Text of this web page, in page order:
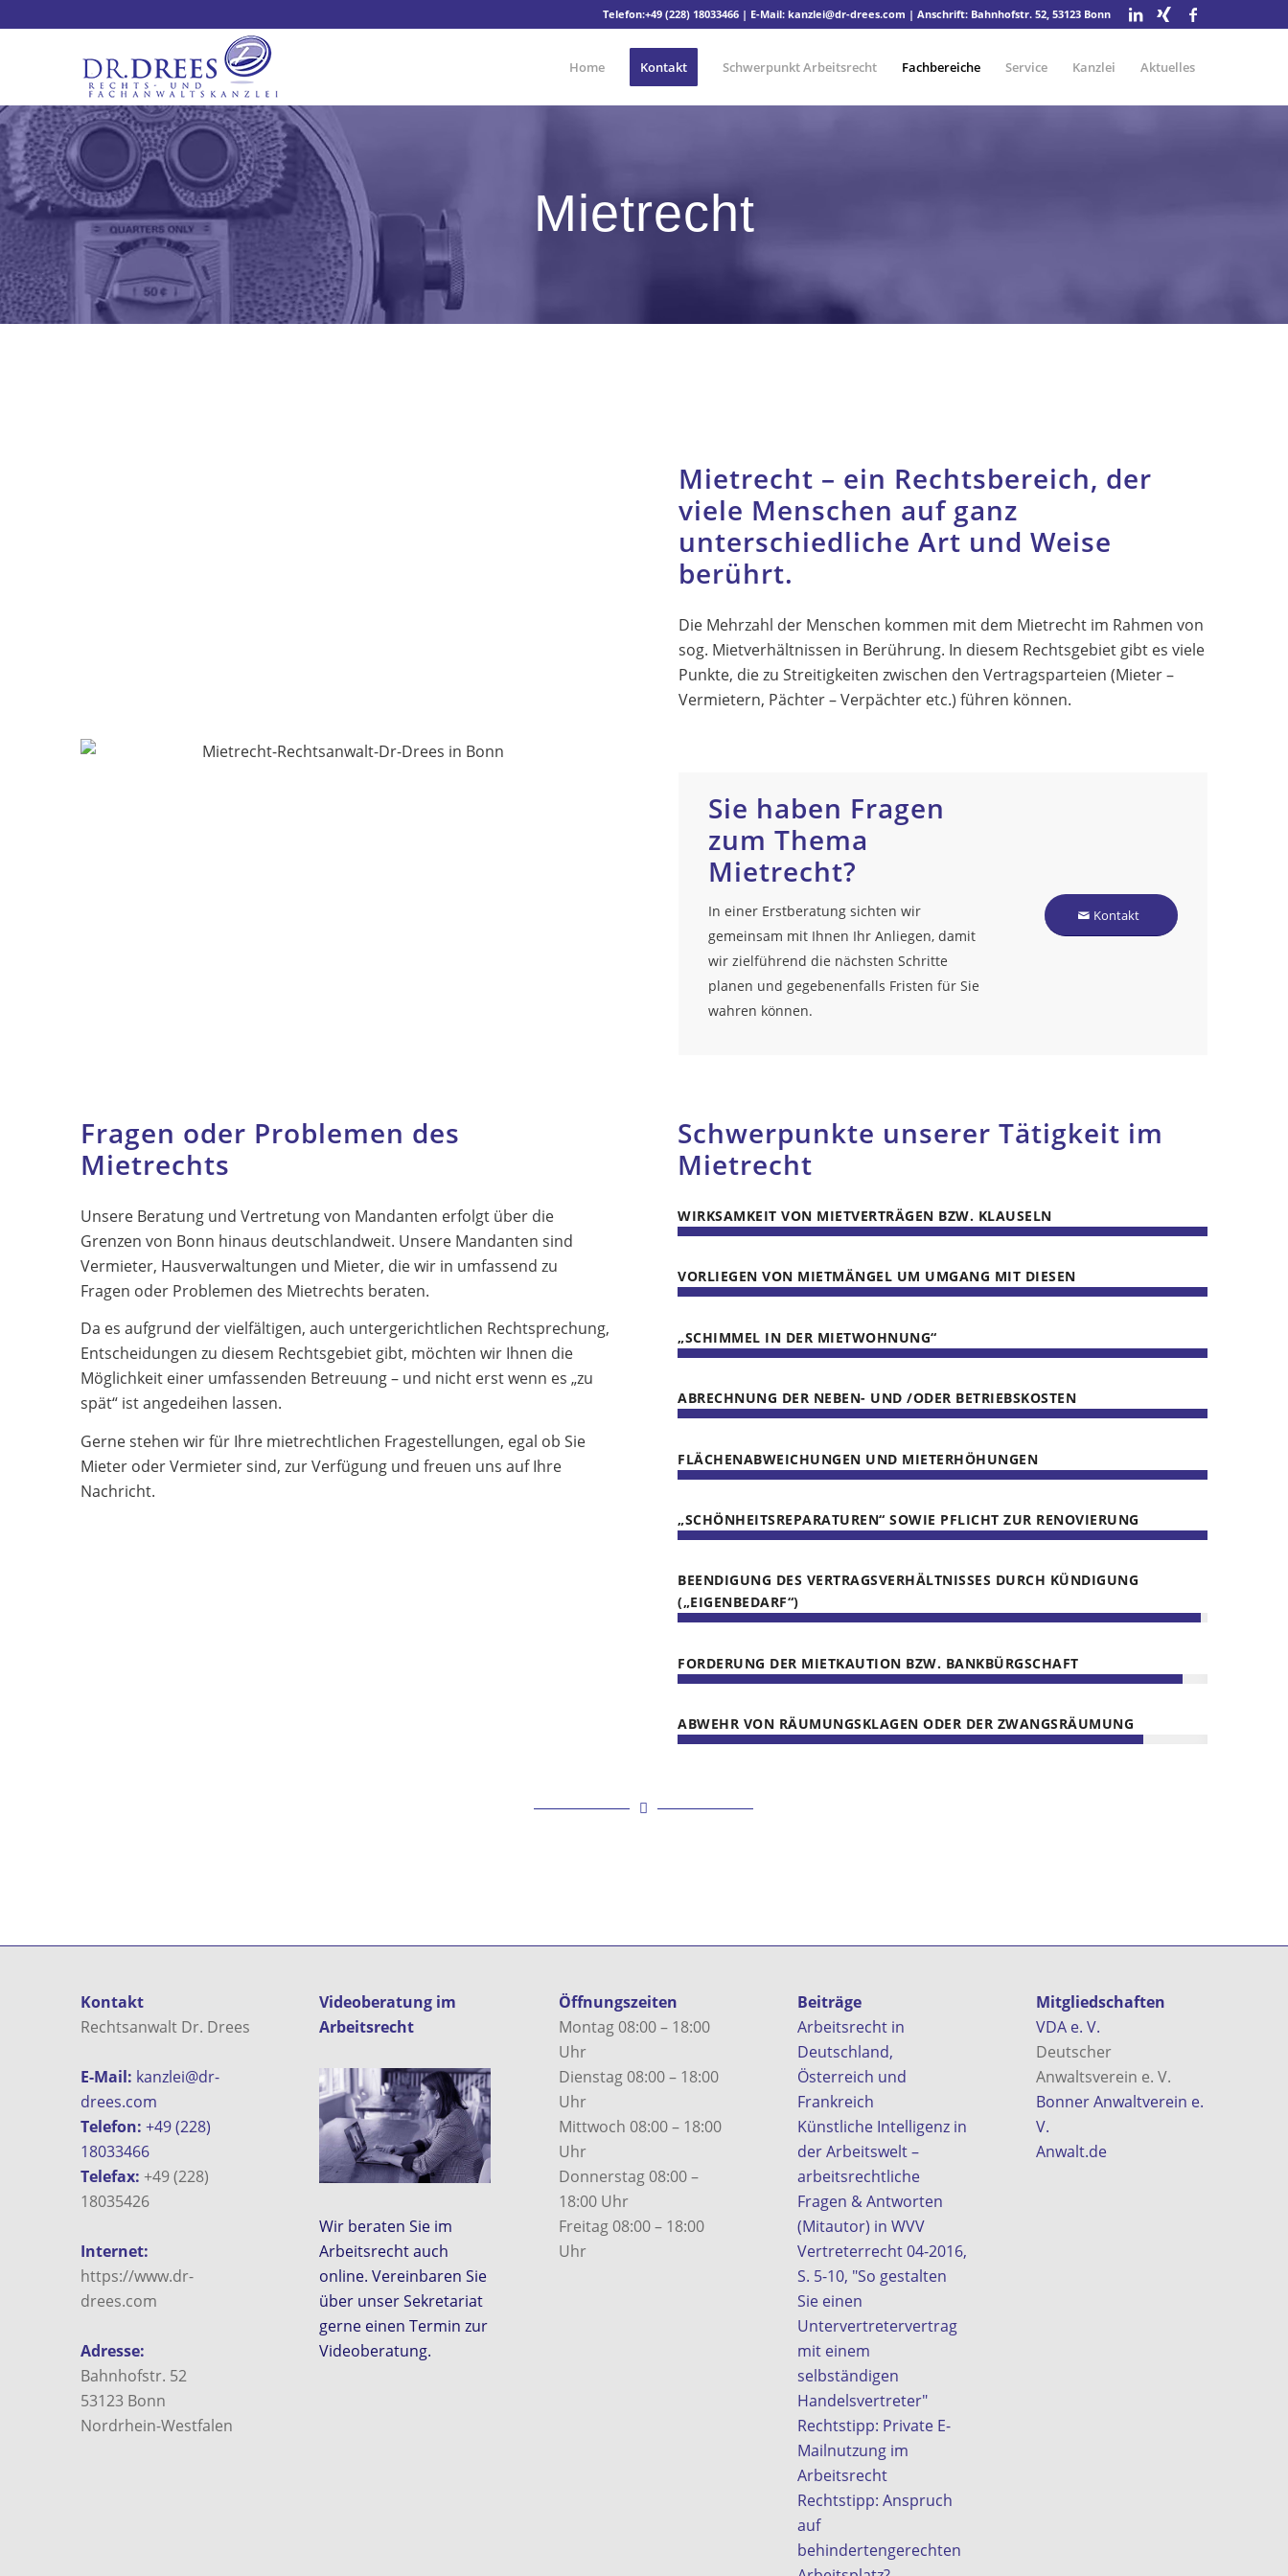
Telefon:+49 (228) 18033466 | E-Mail:kanzlei@dr-drees.com | Anschrift: Bahnhofstr. 52, 53123 Bonn
Home Kontakt Schwerpunkt Arbeitsrecht Fachbereiche Service Kanzlei Aktuelles
Mietrecht
Mietrecht – ein Rechtsbereich, der
viele Menschen auf ganz
unterschiedliche Art und Weise
berührt.
Die Mehrzahl der Menschen kommen mit dem Mietrecht im Rahmen von
sog. Mietverhältnissen in Berührung. In diesem Rechtsgebiet gibt es viele
Punkte, die zu Streitigkeiten zwischen den Vertragsparteien (Mieter –
Vermietern, Pächter – Verpächter etc.) führen können.
Sie haben Fragen
zum Thema
Mietrecht?
In einer Erstberatung sichten wir
gemeinsam mit Ihnen Ihr Anliegen, damit
wir zielführend die nächsten Schritte
planen und gegebenenfalls Fristen für Sie
wahren können.
Kontakt
Fragen oder Problemen des
Mietrechts
Unsere Beratung und Vertretung von Mandanten erfolgt über die
Grenzen von Bonn hinaus deutschlandweit. Unsere Mandanten sind
Vermieter, Hausverwaltungen und Mieter, die wir in umfassend zu
Fragen oder Problemen des Mietrechts beraten.
Da es aufgrund der vielfältigen, auch untergerichtlichen Rechtsprechung,
Entscheidungen zu diesem Rechtsgebiet gibt, möchten wir Ihnen die
Möglichkeit einer umfassenden Betreuung – und nicht erst wenn es „zu
spät“ ist angedeihen lassen.
Gerne stehen wir für Ihre mietrechtlichen Fragestellungen, egal ob Sie
Mieter oder Vermieter sind, zur Verfügung und freuen uns auf Ihre
Nachricht.
Schwerpunkte unserer Tätigkeit im
Mietrecht
WIRKSAMKEIT VON MIETVERTRÄGEN BZW. KLAUSELN
VORLIEGEN VON MIETMÄNGEL UM UMGANG MIT DIESEN
„SCHIMMEL IN DER MIETWOHNUNG“
ABRECHNUNG DER NEBEN- UND /ODER BETRIEBSKOSTEN
FLÄCHENABWEICHUNGEN UND MIETERHÖHUNGEN
„SCHÖNHEITSREPARATUREN“ SOWIE PFLICHT ZUR RENOVIERUNG
BEENDIGUNG DES VERTRAGSVERHÄLTNISSES DURCH KÜNDIGUNG
(„EIGENBEDARF“)
FORDERUNG DER MIETKAUTION BZW. BANKBÜRGSCHAFT
ABWEHR VON RÄUMUNGSKLAGEN ODER DER ZWANGSRÄUMUNG
Kontakt
Rechtsanwalt Dr. Drees
E-Mail: kanzlei@dr-
drees.com
Telefon: +49 (228)
18033466
Telefax: +49 (228)
18035426
Internet:
https://www.dr-
drees.com
Adresse:
Bahnhofstr. 52
53123Bonn
Nordrhein-Westfalen
Videoberatung im
Arbeitsrecht
Wir beraten Sie im
Arbeitsrecht auch
online. Vereinbaren Sie
über unser Sekretariat
gerne einen Termin zur
Videoberatung.
Öffnungszeiten
Montag 08:00 – 18:00
Uhr
Dienstag 08:00 – 18:00
Uhr
Mittwoch 08:00 – 18:00
Uhr
Donnerstag 08:00 –
18:00 Uhr
Freitag 08:00 – 18:00
Uhr
Beiträge
Arbeitsrecht in
Deutschland,
Österreich und
Frankreich
Künstliche Intelligenz in
der Arbeitswelt –
arbeitsrechtliche
Fragen & Antworten
(Mitautor) in WVV
Vertreterrecht 04-2016,
S. 5-10, "So gestalten
Sie einen
Untervertretervertrag
mit einem
selbständigen
Handelsvertreter"
Rechtstipp: Private E-
Mailnutzung im
Arbeitsrecht
Rechtstipp: Anspruch
auf
behindertengerechten
Mitgliedschaften
VDA e. V.
Deutscher
Anwaltsverein e. V.
Bonner Anwaltverein e.
V.
Anwalt.de